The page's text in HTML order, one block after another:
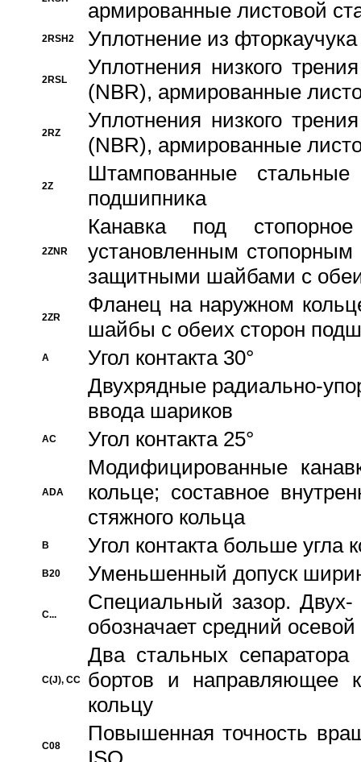
армированные листовой
2RSH2 Уплотнение из
2RSL
Уплотнения низкого
(NBR), армированные
2RZ
Уплотнения низкого
(NBR), армированные
2Z
Штампованные
подшипника
2ZNR
Канавка под
установленным
защитными шайбами с
2ZR
Фланец на наружном
шайбы с обеих сторон
A
Угол контакта 30°
Двухрядные радиально-
ввода шариков
AC Угол контакта 25°
ADA
Модифицированные
кольце; составное
стяжного кольца
B Угол контакта больше угла
B20 Уменьшенный допуск
C...
Специальный зазор.
обозначает средний
C(J), CC
Два стальных сепаратора
бортов и направляющее
кольцу
C08
Повышенная точность